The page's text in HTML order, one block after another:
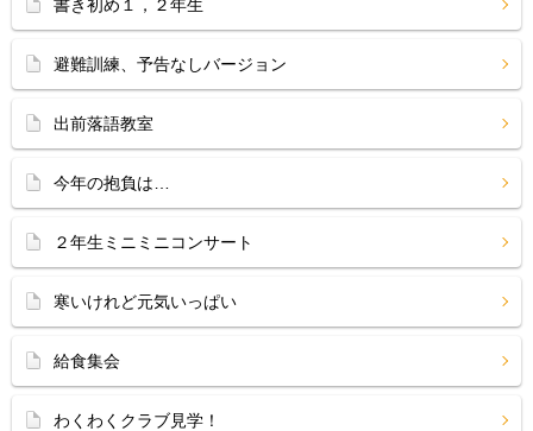
書き初め１，２年生
避難訓練、予告なしバージョン
出前落語教室
今年の抱負は…
２年生ミニミニコンサート
寒いけれど元気いっぱい
給食集会
わくわくクラブ見学！